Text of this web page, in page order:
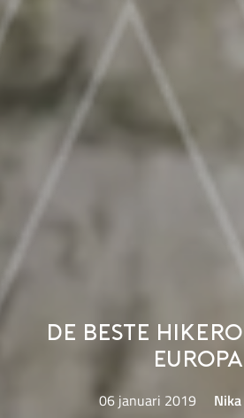
De beste
Europa
06 januari 2019